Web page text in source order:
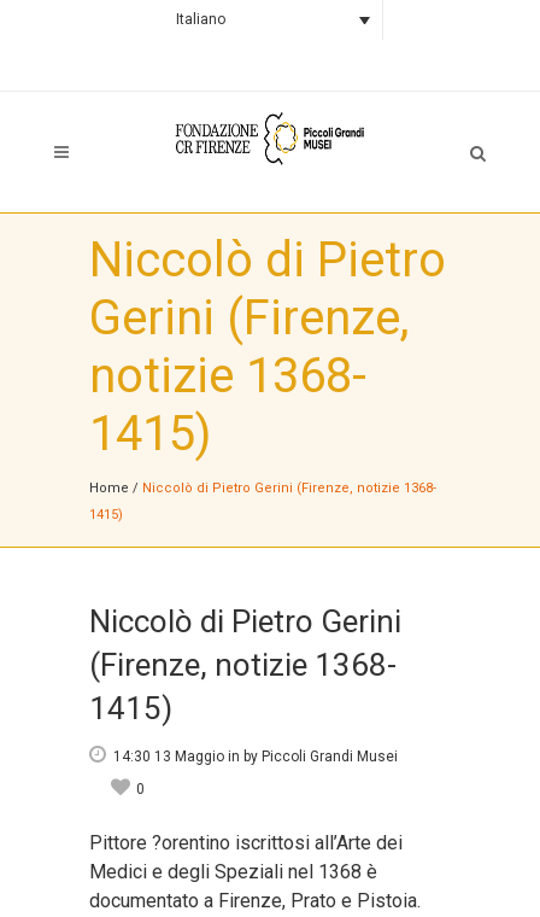
Italiano
Niccolò di Pietro
Gerini (Firenze,
notizie 1368-
1415)
Home / Niccolò di Pietro Gerini (Firenze, notizie 1368-
1415)
Niccolò di Pietro Gerini
(Firenze, notizie 1368-
1415)
14:30 13 Maggio in by Piccoli Grandi Musei
0
Pittore ?orentino iscrittosi all’Arte dei
Medici e degli Speziali nel 1368 è
documentato a Firenze, Prato e Pistoia.